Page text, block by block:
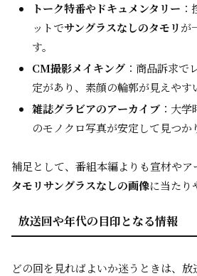
トーク特番やドキュメンタリー
ットでサングラスなしのタモリが
す。
CM撮影メイキング ：商品訴求で
定があり、素顔の輪郭が見えやす
雑誌グラビアのアーカイブ ：大
のモノクロ写真が安定して見つか
補足として、番組本編よりも宣材や
タモリサングラスなしの画像に当たり
放送回や年代の目印となる情報
どの回を見ればよいか迷うときは、